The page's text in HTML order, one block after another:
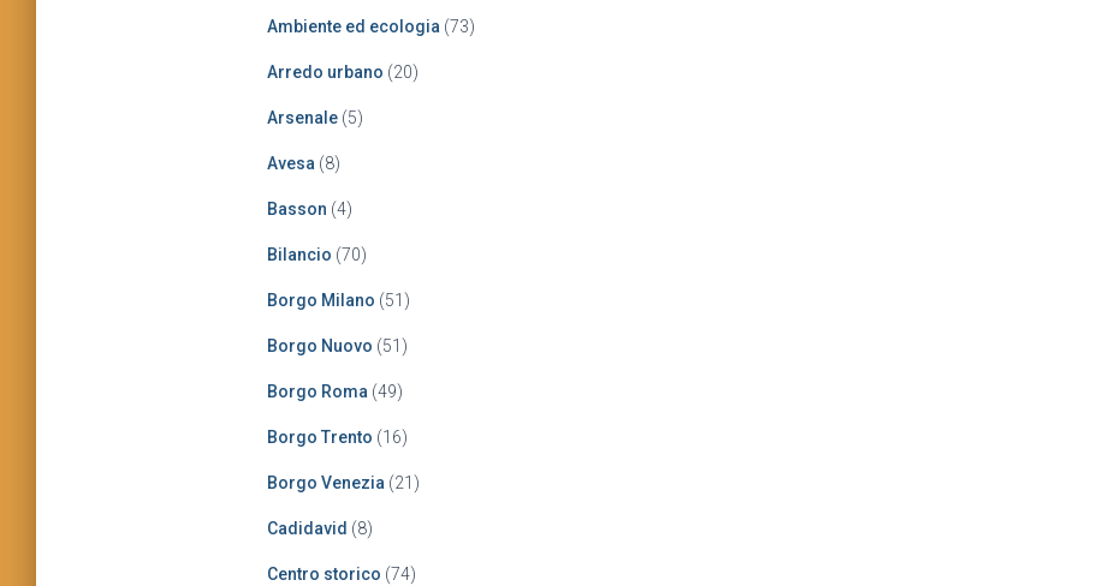
Ambiente ed ecologia (73)
Arredo urbano (20)
Arsenale (5)
Avesa (8)
Basson (4)
Bilancio (70)
Borgo Milano (51)
Borgo Nuovo (51)
Borgo Roma (49)
Borgo Trento (16)
Borgo Venezia (21)
Cadidavid (8)
Centro storico (74)